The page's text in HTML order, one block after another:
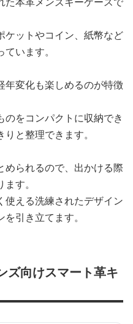
ケットやコイン、紙幣など
います。
年変化も楽しめるのが特徴
をコンパクトに収納でき
と整理できます。
められるので、出かける際
す。
使える洗練されたデザイン
引き立てます。
ズ向けスマート革キ